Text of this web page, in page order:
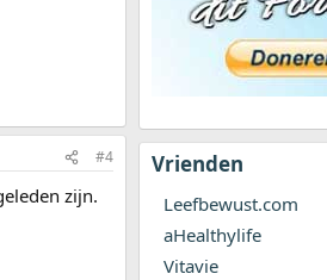
#4
zijn.
Vrienden
Leefbewust.com
aHealthylife
Vitavie